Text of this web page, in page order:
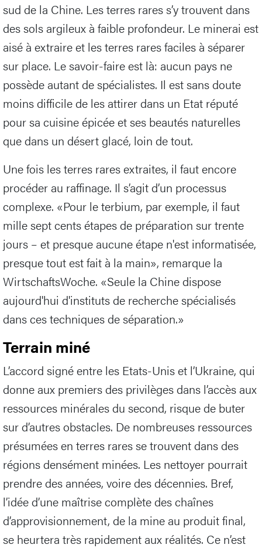
sud de la Chine. Les terres rares s’y trouvent dans
des sols argileux à faible profondeur. Le minerai est
aisé à extraire et les terres rares faciles à séparer
sur place. Le savoir-faire est là: aucun pays ne
possède autant de spécialistes. Il est sans doute
moins difficile de les attirer dans un Etat réputé
pour sa cuisine épicée et ses beautés naturelles
que dans un désert glacé, loin de tout.
Une fois les terres rares extraites, il faut encore
procéder au raffinage. Il s’agit d’un processus
complexe. «Pour le terbium, par exemple, il faut
mille sept cents étapes de préparation sur trente
jours – et presque aucune étape n'est informatisée,
presque tout est fait à la main», remarque la
WirtschaftsWoche. «Seule la Chine dispose
aujourd'hui d'instituts de recherche spécialisés
dans ces techniques de séparation.»
Terrain miné
L’accord signé entre les Etats-Unis et l’Ukraine, qui
donne aux premiers des privilèges dans l’accès aux
ressources minérales du second, risque de buter
sur d’autres obstacles. De nombreuses ressources
présumées en terres rares se trouvent dans des
régions densément minées. Les nettoyer pourrait
prendre des années, voire des décennies. Bref,
l’idée d’une maîtrise complète des chaînes
d’approvisionnement, de la mine au produit final,
se heurtera très rapidement aux réalités. Ce n’est